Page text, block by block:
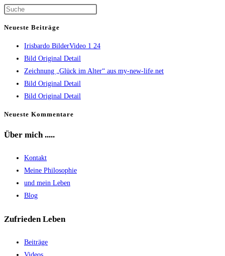
ein
close
search
Neueste Beiträge
Irisbardo BilderVideo 1 24
Bild Original Detail
Zeichnung „Glück im Alter“ aus my-new-life.net
Bild Original Detail
Bild Original Detail
Neueste Kommentare
Über mich .....
Kontakt
Meine Philosophie
und mein Leben
Blog
Zufrieden Leben
Beiträge